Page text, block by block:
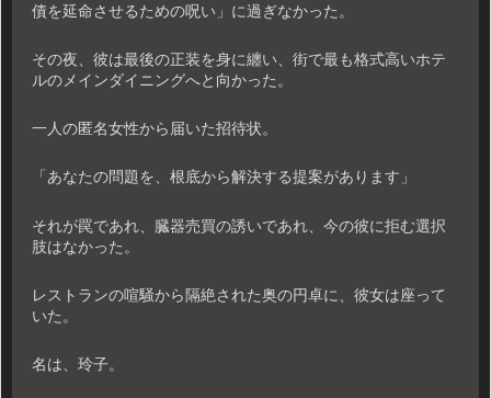
債を延命させるための呪い」に過ぎなかった。
その夜、彼は最後の正装を身に纏い、街で最も格式高いホテ
ルのメインダイニングへと向かった。
一人の匿名女性から届いた招待状。
「あなたの問題を、根底から解決する提案があります」
それが罠であれ、臓器売買の誘いであれ、今の彼に拒む選択
肢はなかった。
レストランの喧騒から隔絶された奥の円卓に、彼女は座って
いた。
名は、玲子。